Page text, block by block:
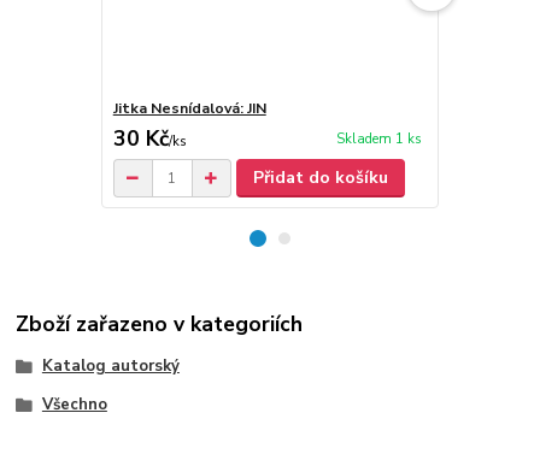
Jitka Nesnídalová: JIN
30 Kč/ks Skladem 1 ks
Přidat do košíku
Zboží zařazeno v kategoriích
Katalog autorský
Všechno